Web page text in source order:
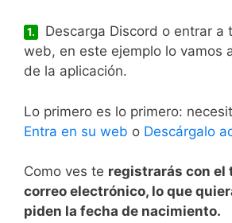
1.
Descarga Discord o entrar a
web, en este ejemplo lo vamos
de la aplicación.
Lo primero es lo primero:
Entra en su web o Descárgalo
Como ves te registrarás con el
correo electrónico, lo que
piden la fecha de nacimiento.